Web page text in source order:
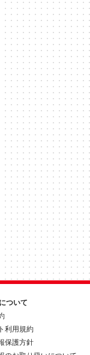
ついて
利用規約
保護方針